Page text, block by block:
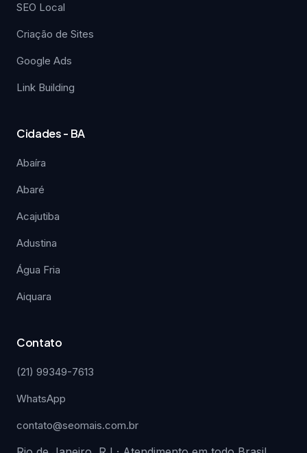
SEO Local
Criação de Sites
Google Ads
Link Building
Cidades - BA
Abaíra
Abaré
Acajutiba
Adustina
Água Fria
Aiquara
Contato
(21) 99349-7613
WhatsApp
contato@seomais.com.br